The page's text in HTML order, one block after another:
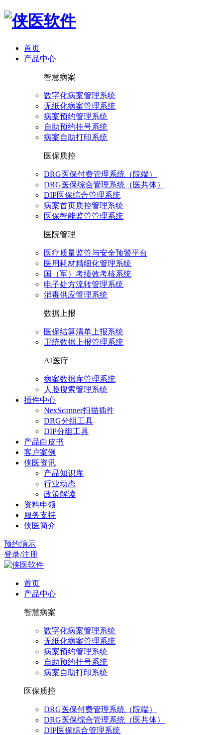
首页
产品中心
智慧病案
数字化病案管理系统
无纸化病案管理系统
病案预约管理系统
自助预约挂号系统
病案自助打印系统
医保质控
DRG医保付费管理系统（院端）
DRG医保综合管理系统（医共体）
DIP医保综合管理系统
病案首页质控管理系统
医保智能监管管理系统
医院管理
医疗质量监管与安全预警平台
医用耗材精细化管理系统
国（军）考绩效考核系统
电子处方流转管理系统
消毒供应管理系统
数据上报
医保结算清单上报系统
卫统数据上报管理系统
AI医疗
病案数据库管理系统
人脸搜索管理系统
插件中心
NexScanner扫描插件
DRG分组工具
DIP分组工具
产品白皮书
客户案例
侠医资讯
产品知识库
行业动态
政策解读
资料申领
服务支持
侠医简介
预约演示
登录/注册
首页
产品中心
智慧病案
数字化病案管理系统
无纸化病案管理系统
病案预约管理系统
自助预约挂号系统
病案自助打印系统
医保质控
DRG医保付费管理系统（院端）
DRG医保综合管理系统（医共体）
DIP医保综合管理系统